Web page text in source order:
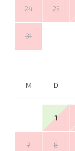
24 25
31
M D
1
7 8